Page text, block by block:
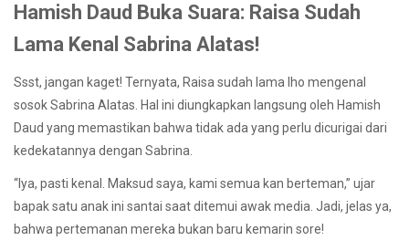
Hamish Daud Buka Suara: Raisa Sudah
Lama Kenal Sabrina Alatas!
Ssst, jangan kaget! Ternyata, Raisa sudah lama lho mengenal
sosok Sabrina Alatas. Hal ini diungkapkan langsung oleh Hamish
Daud yang memastikan bahwa tidak ada yang perlu dicurigai dari
kedekatannya dengan Sabrina.
“Iya, pasti kenal. Maksud saya, kami semua kan berteman,” ujar
bapak satu anak ini santai saat ditemui awak media. Jadi, jelas ya,
bahwa pertemanan mereka bukan baru kemarin sore!